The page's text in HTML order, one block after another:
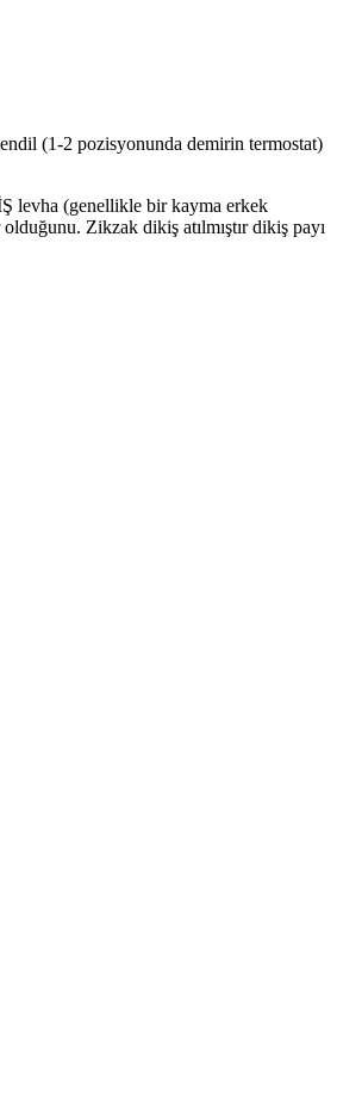
(1-2 pozisyonunda demirin termostat)
levha (genellikle bir kayma erkek
Zikzak dikiş atılmıştır dikiş payı